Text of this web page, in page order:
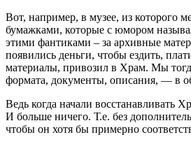
Вот, например, в музее, из которого
бумажками, которые с юмором
этими фантиками – за архивные
появились деньги, чтобы ездить,
материалы, привозил в Храм. Мы
формата, документы, описания, — в
Ведь когда начали восстанавливать
И больше ничего. Т.е. без
чтобы он хотя бы примерно